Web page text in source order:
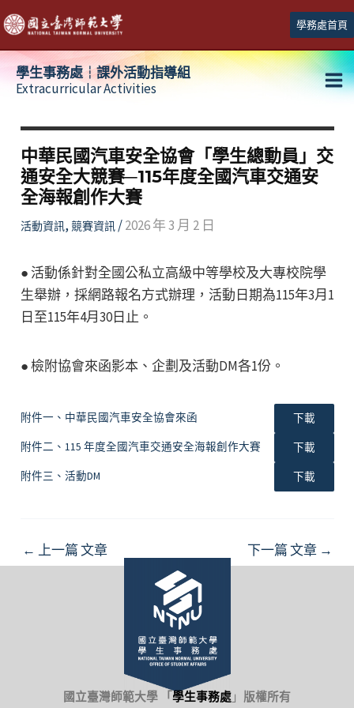
跳
至
主
學務處首頁
學生事務處┆課外活動指導組
Extracurricular Activities
中華民國汽車安全協會「學生總動員」交
通安全大競賽─115年度全國汽車交通安
全海報創作大賽
活動資訊, 競賽資訊/2026 年 3 月 2 日
● 活動係針對全國公私立高級中等學校及大專校院學
生舉辦，採網路報名方式辦理，活動日期為115年3月1
日至115年4月30日止。
● 檢附協會來函影本、企劃及活動DM各1份。
附件一、中華民國汽車安全協會來函 下載
附件二、115 年度全國汽車交通安全海報創作大賽 下載
附件三、活動DM 下載
Post
navigation
← 上一篇 文章 下一篇 文章 →
國立臺灣師範大學 「 學生事務處 」 版權所有